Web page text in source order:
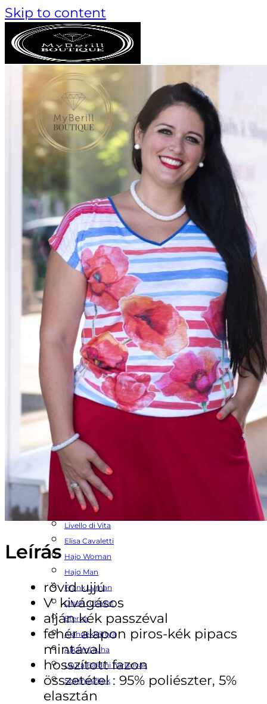
Skip to content
Keresés a következőre:
AKCIÓS TERMÉKEK
TANÁCSADÁS
MÁRKÁK
Monari
Navigazione
Dolcezza
Bloomings
Rabe
Mystic Day női ruhák
Rouge Avenue
Livello di Vita
LEYA-Kézműves Fülbevalók
Cereria Molla
Olsen ruházat
Dorina Fehérnemű
Termékeink
Rouge Avenue
Cereria Molla
Bloomings
Livello di Vita
Elisa Cavaletti
Hajo Woman
Hajo Man
Frank Lyman
Olsen ruházat
Eterna
Ajándékkártya
Alkalmi ruha
Laura Baldini harisnyák
Szájmaszkok
Leírás
rövid ujjú
V kivágásos
alján kék passzéval
fehér alapon piros-kék pipacs
mintával
hosszított fazon
összetétel : 95% poliészter, 5%
elasztán